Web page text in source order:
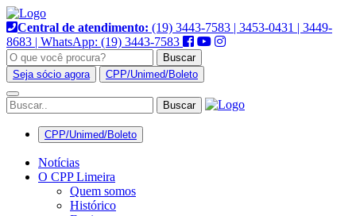
Pular
para
o
conteúdo
Central de atendimento: (19) 3443-7583 | 3453-0431 | 3449-
8683 | WhatsApp: (19) 3443-7583
Buscar
Seja sócio agora
CPP/Unimed/Boleto
Alternar
navegação
CPP/Unimed/Boleto
Notícias
O CPP Limeira
Quem somos
Histórico